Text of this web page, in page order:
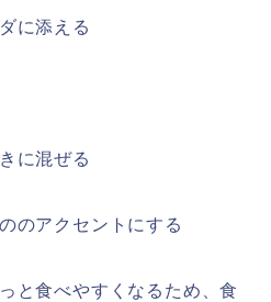
に添える
に混ぜる
のアクセントにする
と食べやすくなるため、食